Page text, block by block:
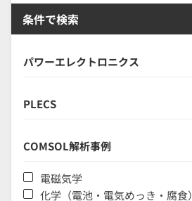
条件で検索
パワーエレクトロニクス
PLECS
COMSOL解析事例
電磁気学
化学（電池・電気めっき・腐食）